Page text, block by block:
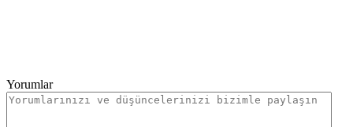
Yorumlar